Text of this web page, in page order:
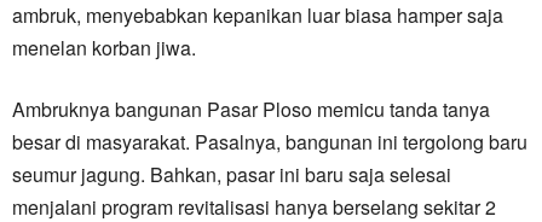
ambruk, menyebabkan kepanikan luar biasa hamper saja
menelan korban jiwa.
Ambruknya bangunan Pasar Ploso memicu tanda tanya
besar di masyarakat. Pasalnya, bangunan ini tergolong baru
seumur jagung. Bahkan, pasar ini baru saja selesai
menjalani program revitalisasi hanya berselang sekitar 2